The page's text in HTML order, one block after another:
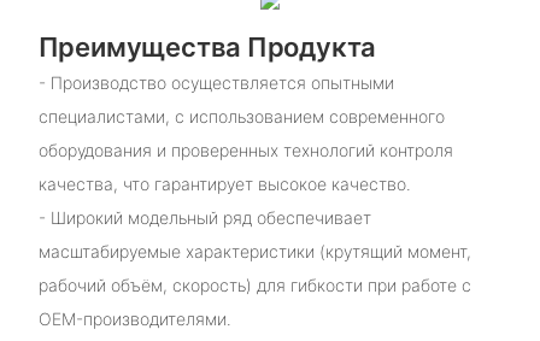
Преимущества Продукта
- Производство осуществляется опытными
специалистами, с использованием современного
оборудования и проверенных технологий контроля
качества, что гарантирует высокое качество.
- Широкий модельный ряд обеспечивает
масштабируемые характеристики (крутящий момент,
рабочий объём, скорость) для гибкости при работе с
OEM-производителями.